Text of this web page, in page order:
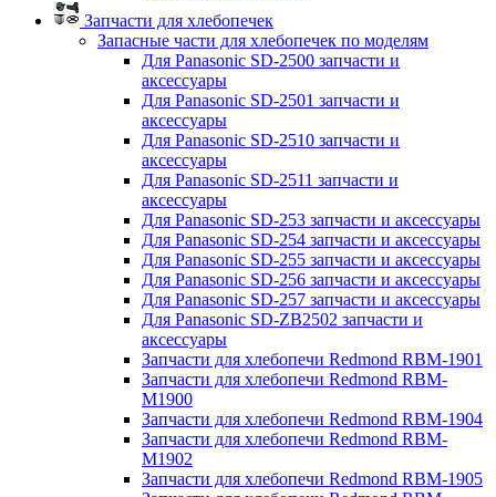
Запчасти для хлебопечек
Запасные части для хлебопечек по моделям
Для Panasonic SD-2500 запчасти и
аксессуары
Для Panasonic SD-2501 запчасти и
аксессуары
Для Panasonic SD-2510 запчасти и
аксессуары
Для Panasonic SD-2511 запчасти и
аксессуары
Для Panasonic SD-253 запчасти и аксессуары
Для Panasonic SD-254 запчасти и аксессуары
Для Panasonic SD-255 запчасти и аксессуары
Для Panasonic SD-256 запчасти и аксессуары
Для Panasonic SD-257 запчасти и аксессуары
Для Panasonic SD-ZB2502 запчасти и
аксессуары
Запчасти для хлебопечи Redmond RBM-1901
Запчасти для хлебопечи Redmond RBM-
M1900
Запчасти для хлебопечи Redmond RBM-1904
Запчасти для хлебопечи Redmond RBM-
M1902
Запчасти для хлебопечи Redmond RBM-1905